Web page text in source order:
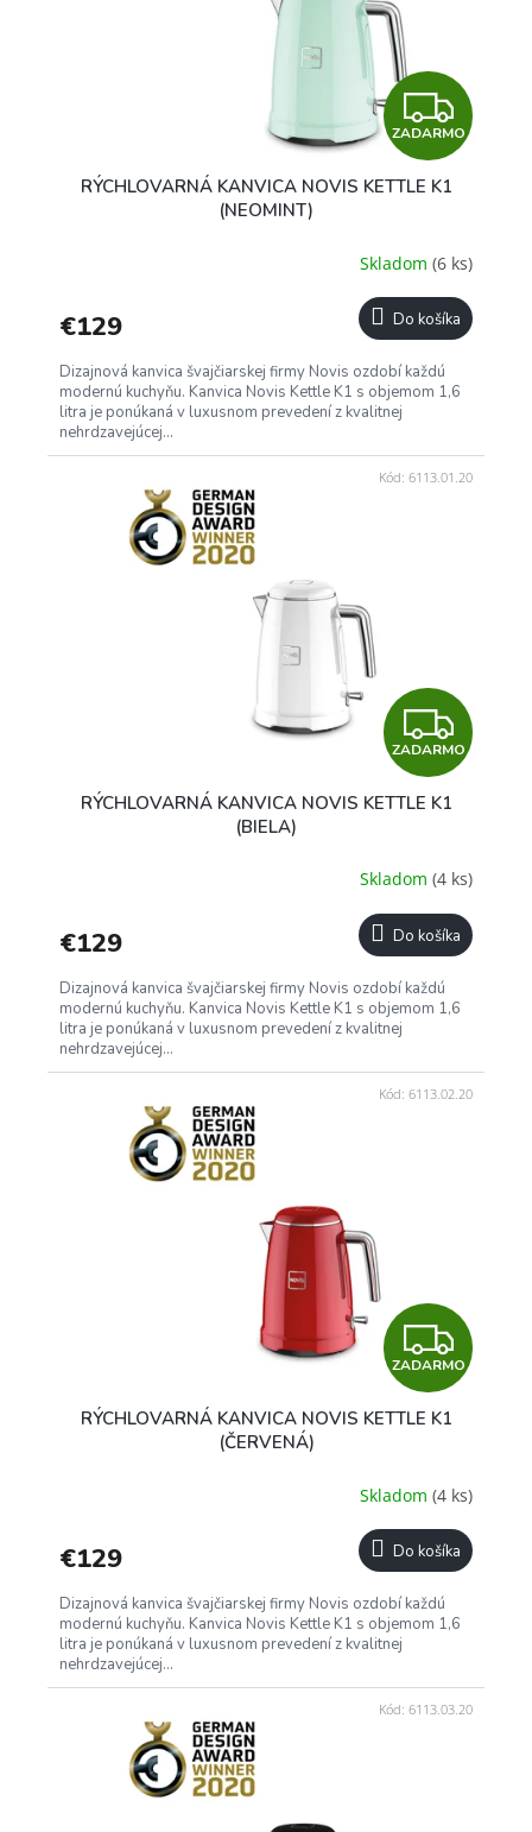
Z
A
A
R
M
O
ZADARMO
RÝCHLOVARNÁ KANVICA NOVIS KETTLE K1
(NEOMINT)
Skladom (6 ks)
€129 Do košíka
Dizajnová kanvica švajčiarskej firmy Novis ozdobí každú
modernú kuchyňu. Kanvica Novis Kettle K1 s objemom 1,6
litra je ponúkaná v luxusnom prevedení z kvalitnej
nehrdzavejúcej...
Z
A
A
R
M
O
ZADARMO
RÝCHLOVARNÁ KANVICA NOVIS KETTLE K1
(BIELA)
Skladom (4 ks)
€129 Do košíka
Dizajnová kanvica švajčiarskej firmy Novis ozdobí každú
modernú kuchyňu. Kanvica Novis Kettle K1 s objemom 1,6
litra je ponúkaná v luxusnom prevedení z kvalitnej
nehrdzavejúcej...
Kód: 6113.01.20
Z
A
A
R
M
O
ZADARMO
RÝCHLOVARNÁ KANVICA NOVIS KETTLE K1
(ČERVENÁ)
Skladom (4 ks)
€129 Do košíka
Dizajnová kanvica švajčiarskej firmy Novis ozdobí každú
modernú kuchyňu. Kanvica Novis Kettle K1 s objemom 1,6
litra je ponúkaná v luxusnom prevedení z kvalitnej
nehrdzavejúcej...
Kód: 6113.02.20
Kód: 6113.03.20